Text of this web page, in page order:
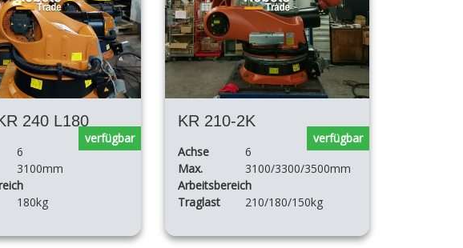
240 L180
6
3100mm
180kg
verfügbar
KR 210-2K
Achse
6
Max.
Arbeitsbereich
3100/3300/3500mm
Traglast 210/180/150kg
verfügbar